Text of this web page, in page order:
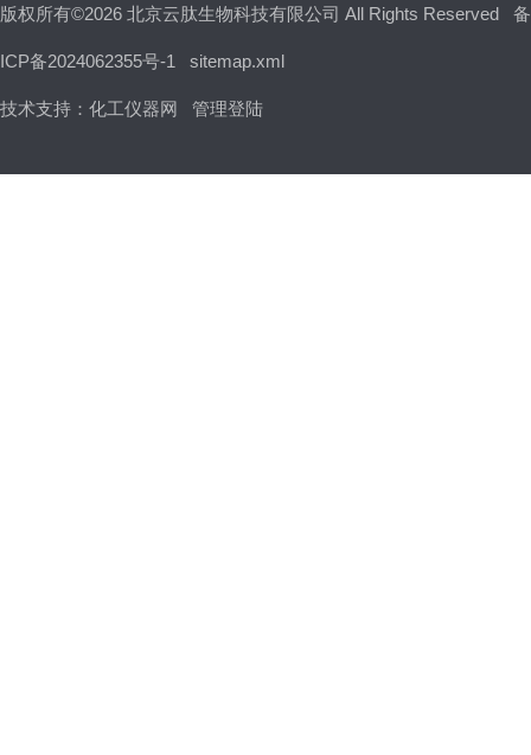
版权所有©2026 北京云肽生物科技有限公司 All Rights Reserved
ICP备2024062355号-1 sitemap.xml
技术支持： 化工仪器网 管理登陆